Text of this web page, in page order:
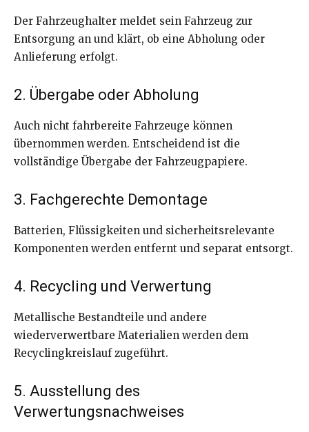
Der Fahrzeughalter meldet sein Fahrzeug zur
Entsorgung an und klärt, ob eine Abholung oder
Anlieferung erfolgt.
2. Übergabe oder Abholung
Auch nicht fahrbereite Fahrzeuge können
übernommen werden. Entscheidend ist die
vollständige Übergabe der Fahrzeugpapiere.
3. Fachgerechte Demontage
Batterien, Flüssigkeiten und sicherheitsrelevante
Komponenten werden entfernt und separat entsorgt.
4. Recycling und Verwertung
Metallische Bestandteile und andere
wiederverwertbare Materialien werden dem
Recyclingkreislauf zugeführt.
5. Ausstellung des
Verwertungsnachweises